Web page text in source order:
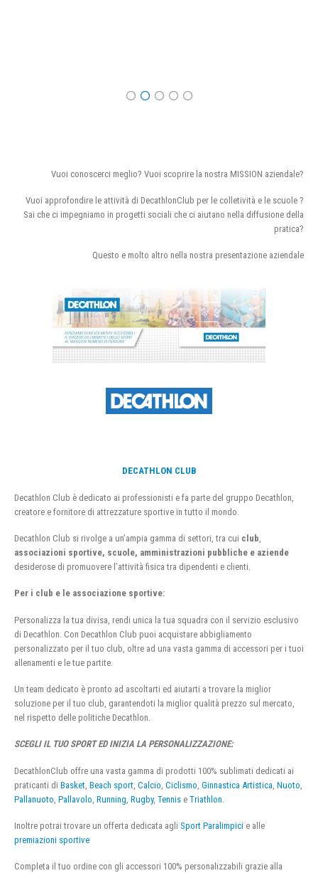
Vuoi conoscerci meglio? Vuoi scoprire la nostra MISSION aziendale?
Vuoi approfondire le attività di DecathlonClub per le colletività e le scuole ?
Sai che ci impegniamo in progetti sociali che ci aiutano nella diffusione della
pratica?
Questo e molto altro nella nostra presentazione aziendale
DECATHLON CLUB
Decathlon Club è dedicato ai professionisti e fa parte del gruppo Decathlon,
creatore e fornitore di attrezzature sportive in tutto il mondo.
Decathlon Club si rivolge a un’ampia gamma di settori, tra cui club
associazioni sportive, scuole, amministrazioni pubbliche e aziende
desiderose di promuovere l’attività fisica tra dipendenti e clienti.
Per i club e le associazione sportive:
Personalizza la tua divisa, rendi unica la tua squadra con il servizio esclusivo
di Decathlon. Con Decathlon Club puoi acquistare abbigliamento
personalizzato per il tuo club, oltre ad una vasta gamma di accessori per i tuoi
allenamenti e le tue partite.
Un team dedicato è pronto ad ascoltarti ed aiutarti a trovare la miglior
soluzione per il tuo club, garantendoti la miglior qualità prezzo sul mercato,
nel rispetto delle politiche Decathlon.
SCEGLI IL TUO SPORT ED INIZIA LA PERSONALIZZAZIONE:
DecathlonClub offre una vasta gamma di prodotti 100% sublimati dedicati ai
praticanti di Basket Beach sport Calcio Ciclismo Ginnastica Artistica Nuoto
Pallanuoto Pallavolo Running Rugby, Tennis e Triathlon
Inoltre potrai trovare un offerta dedicata agli Sport Paralimpici e alle
premiazioni sportive
Completa il tuo ordine con gli accessori 100% personalizzabili grazie alla